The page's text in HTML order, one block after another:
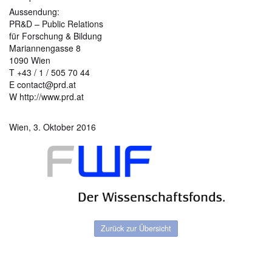
Aussendung:
PR&D – Public Relations
für Forschung & Bildung
Mariannengasse 8
1090 Wien
T +43 / 1 / 505 70 44
E contact@prd.at
W http://www.prd.at
Wien, 3. Oktober 2016
Zurück zur Übersicht